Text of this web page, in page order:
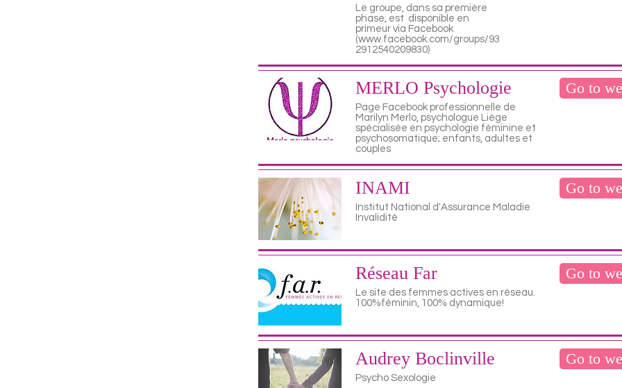
Le groupe, dans sa première
phase, est disponible en
primeur via Facebook
(www.facebook.com/groups/93
2912540209830)
MERLO Psychologie
Page Facebook professionnelle de
Marilyn Merlo, psychologue Liège
spécialisée en psychologie féminine et
psychosomatique; enfants, adultes et
couples
Go to
INAMI
Institut National d'Assurance Maladie
Invalidité
Go to
Réseau Far
Le site des femmes actives en réseau.
100%féminin, 100% dynamique!
Go to
Audrey Boclinville
Psycho Sexologie
Go to